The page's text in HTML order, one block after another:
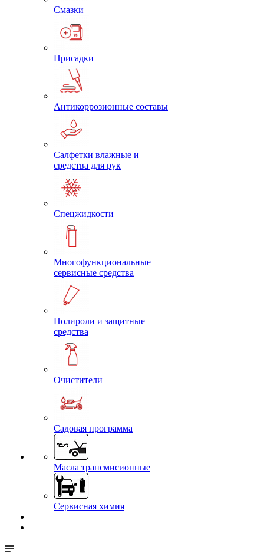
Смазки
Присадки
Антикоррозионные составы
Салфетки влажные и
средства для рук
Спецжидкости
Многофункциональные
сервисные средства
Полироли и защитные
средства
Очистители
Садовая программа
Масла трансмисионные
Сервисная химия